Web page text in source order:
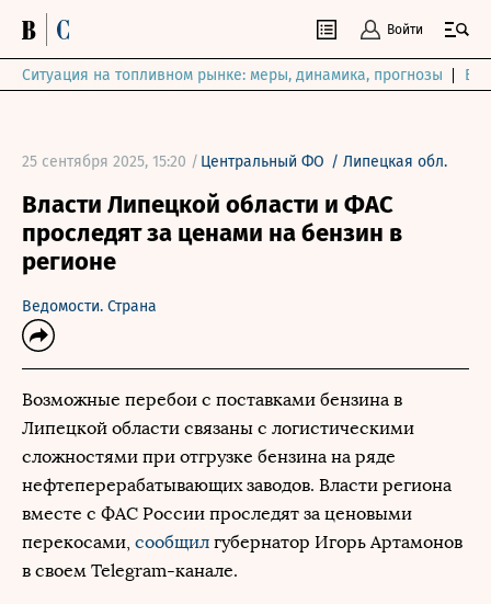
Войти
Ситуация на топливном рынке: меры, динамика, прогнозы
25 сентября 2025, 15:20 / Центральный ФО / Липецкая обл.
Власти Липецкой области и ФАС
проследят за ценами на бензин в
регионе
Ведомости. Страна
Возможные перебои с поставками бензина в
Липецкой области связаны с логистическими
сложностями при отгрузке бензина на ряде
нефтеперерабатывающих заводов. Власти региона
вместе с ФАС России проследят за ценовыми
перекосами, сообщил губернатор Игорь Артамонов
в своем Telegram-канале.